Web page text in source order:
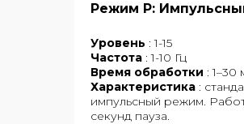
Режим P:
Уровень : 1-15
Частота : 1-10 Гц
Время обработки : 1–30
Характеристика :
импульсный режим.
секунд пауза.